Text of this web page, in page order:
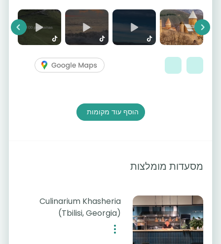
Next
הוסף עוד מקומות
מסעדות מומלצות
Culinarium Khasheria
(Tbilisi, Georgia)